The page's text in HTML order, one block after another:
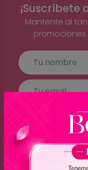
¡Suscríbete
Mantente al
promociones